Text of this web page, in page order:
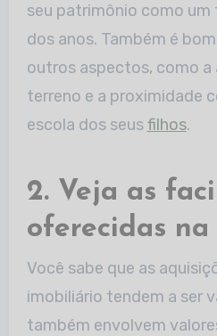
seu patrimônio como
dos anos. Também é
outros aspectos, como a
terreno e a proximidade
escola dos seusfilhos.
2. Veja as
oferecidas na
Você sabe que as
imobiliário tendem a ser
também envolvem